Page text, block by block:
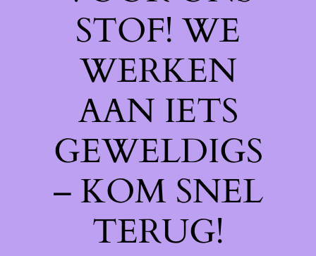
STOF! WE
WERKEN
AAN IETS
GEWELDIGS
– KOM SNEL
TERUG!